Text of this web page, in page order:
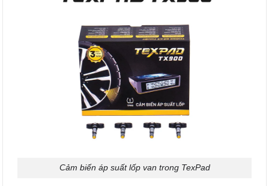
Cảm biến áp suất lốp van trong TexPad